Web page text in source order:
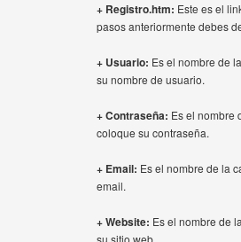
+ Registro.htm: Este es el
pasos anteriormente debes
+ Usuario: Es el nombre de
su nombre de usuario.
+ Contraseña: Es el nombre
coloque su contraseña.
+ Email: Es el nombre de la
email.
+ Website: Es el nombre de
su sitio web.